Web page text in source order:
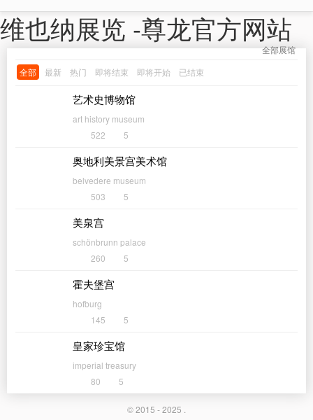
维也纳展览 -尊龙官方网站
全部 最新 热门 即将结束 即将开始 已结束
全部展馆
艺术史博物馆
art history museum
522
5
奥地利美景宫美术馆
belvedere museum
503
5
美泉宫
schönbrunn palace
260
5
霍夫堡宫
hofburg
145
5
皇家珍宝馆
imperial treasury
80
5
© 2015 - 2025 .